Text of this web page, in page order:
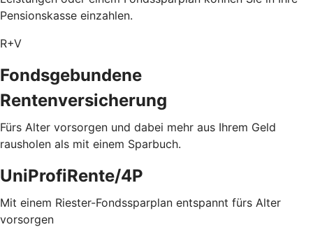
Pensionskasse einzahlen.
R+V
Fondsgebundene
Rentenversicherung
Fürs Alter vorsorgen und dabei mehr aus Ihrem Geld
rausholen als mit einem Sparbuch.
UniProfiRente/4P
Mit einem Riester-Fondssparplan entspannt fürs Alter
vorsorgen